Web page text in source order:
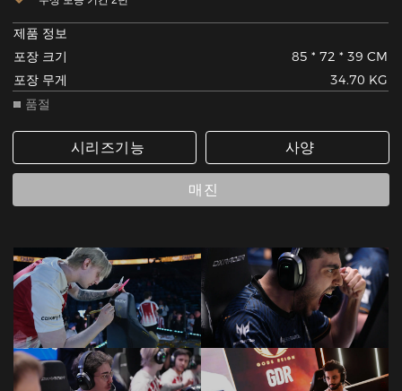
제품 정보
포장 크기
85 * 72 * 39 CM
포장 무게
34.70 KG
품절
시리즈기능 사양
매진